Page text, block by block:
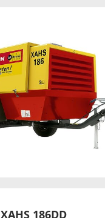
XAHS 186DD